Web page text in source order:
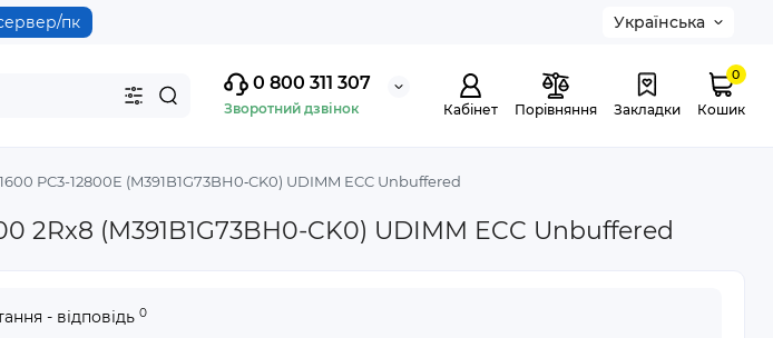
пк Українська
0 800 311 307
Зворотний дзвінок Кабінет Порівняння Закладки
0
Кошик
PC3-12800E (M391B1G73BH0‐CK0) UDIMM ECC Unbuffered
2Rx8 (M391B1G73BH0-CK0) UDIMM ECC Unbuffered
- відповідь 0